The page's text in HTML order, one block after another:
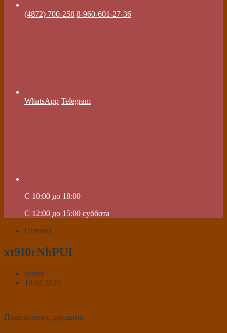
(4872) 700-258 8-960-601-27-36
WhatsApp Telegram
C 10:00 до 18:00
C 12:00 до 15:00 суббота
Главная
xt9I0rNhPUI
admin
10.02.2025
Поделитесь с друзьями